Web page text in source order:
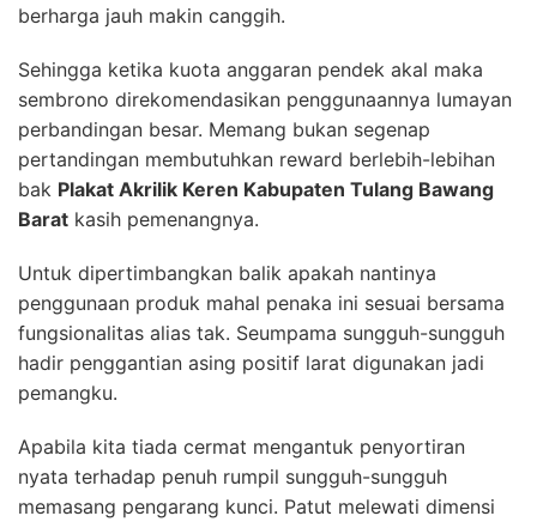
berharga jauh makin canggih.
Sehingga ketika kuota anggaran pendek akal maka
sembrono direkomendasikan penggunaannya lumayan
perbandingan besar. Memang bukan segenap
pertandingan membutuhkan reward berlebih-lebihan
bak Plakat Akrilik Keren Kabupaten Tulang Bawang
Barat kasih pemenangnya.
Untuk dipertimbangkan balik apakah nantinya
penggunaan produk mahal penaka ini sesuai bersama
fungsionalitas alias tak. Seumpama sungguh-sungguh
hadir penggantian asing positif larat digunakan jadi
pemangku.
Apabila kita tiada cermat mengantuk penyortiran
nyata terhadap penuh rumpil sungguh-sungguh
memasang pengarang kunci. Patut melewati dimensi